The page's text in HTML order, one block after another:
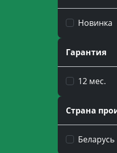
Новинка
Гарантия
12 мес.
Страна
Беларусь